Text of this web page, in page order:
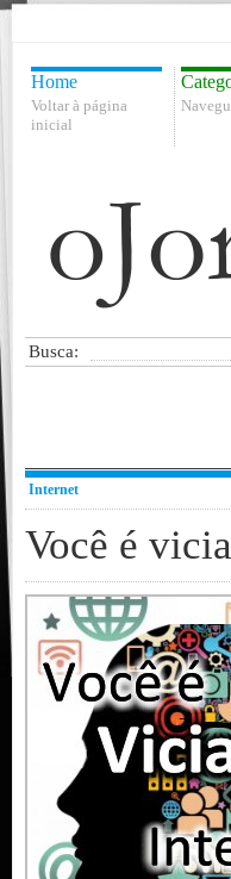
Home
Voltar à página
inicial
Busca:
Internet
Você é